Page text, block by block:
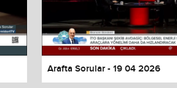
Arafta Sorular - 19 04 2026